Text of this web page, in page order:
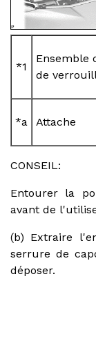
*1
Ensemble
de
*a Attache
CONSEIL:
Entourer la
avant de
(b) Extraire
serrure de
déposer.